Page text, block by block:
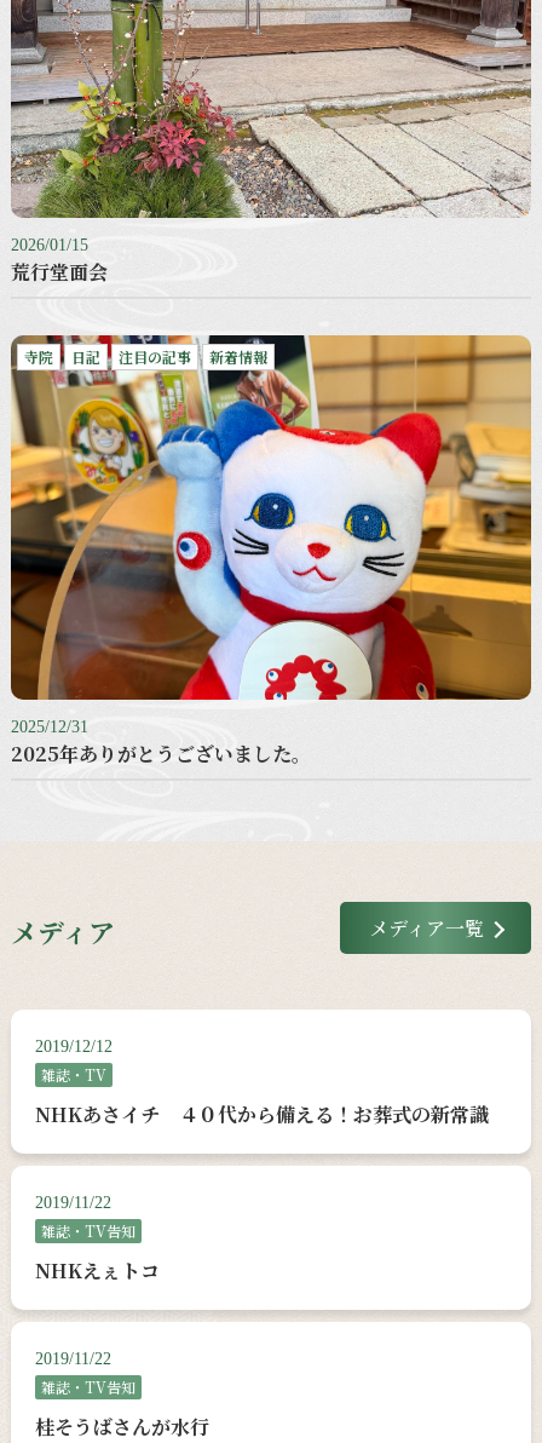
2026/01/15
荒行堂面会
寺院 日記 注目の記事 新着情報
2025/12/31
2025年ありがとうございました。
メディア メディア一覧
2019/12/12
雑誌・TV
NHKあさイチ ４０代から備える！お葬式の新常識
2019/11/22
雑誌・TV告知
NHKえぇトコ
2019/11/22
雑誌・TV告知
桂そうばさんが水行